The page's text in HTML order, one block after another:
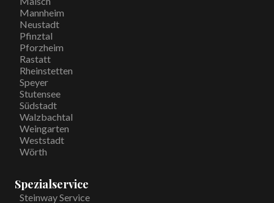
Mannheim
Neustadt
Pfinztal
Pforzheim
Rastatt
Rheinstetten
Speyer
Stutensee
Südstadt
Walzbachtal
Weingarten
Weststadt
Wörth
Spezialservice
Steinway Service